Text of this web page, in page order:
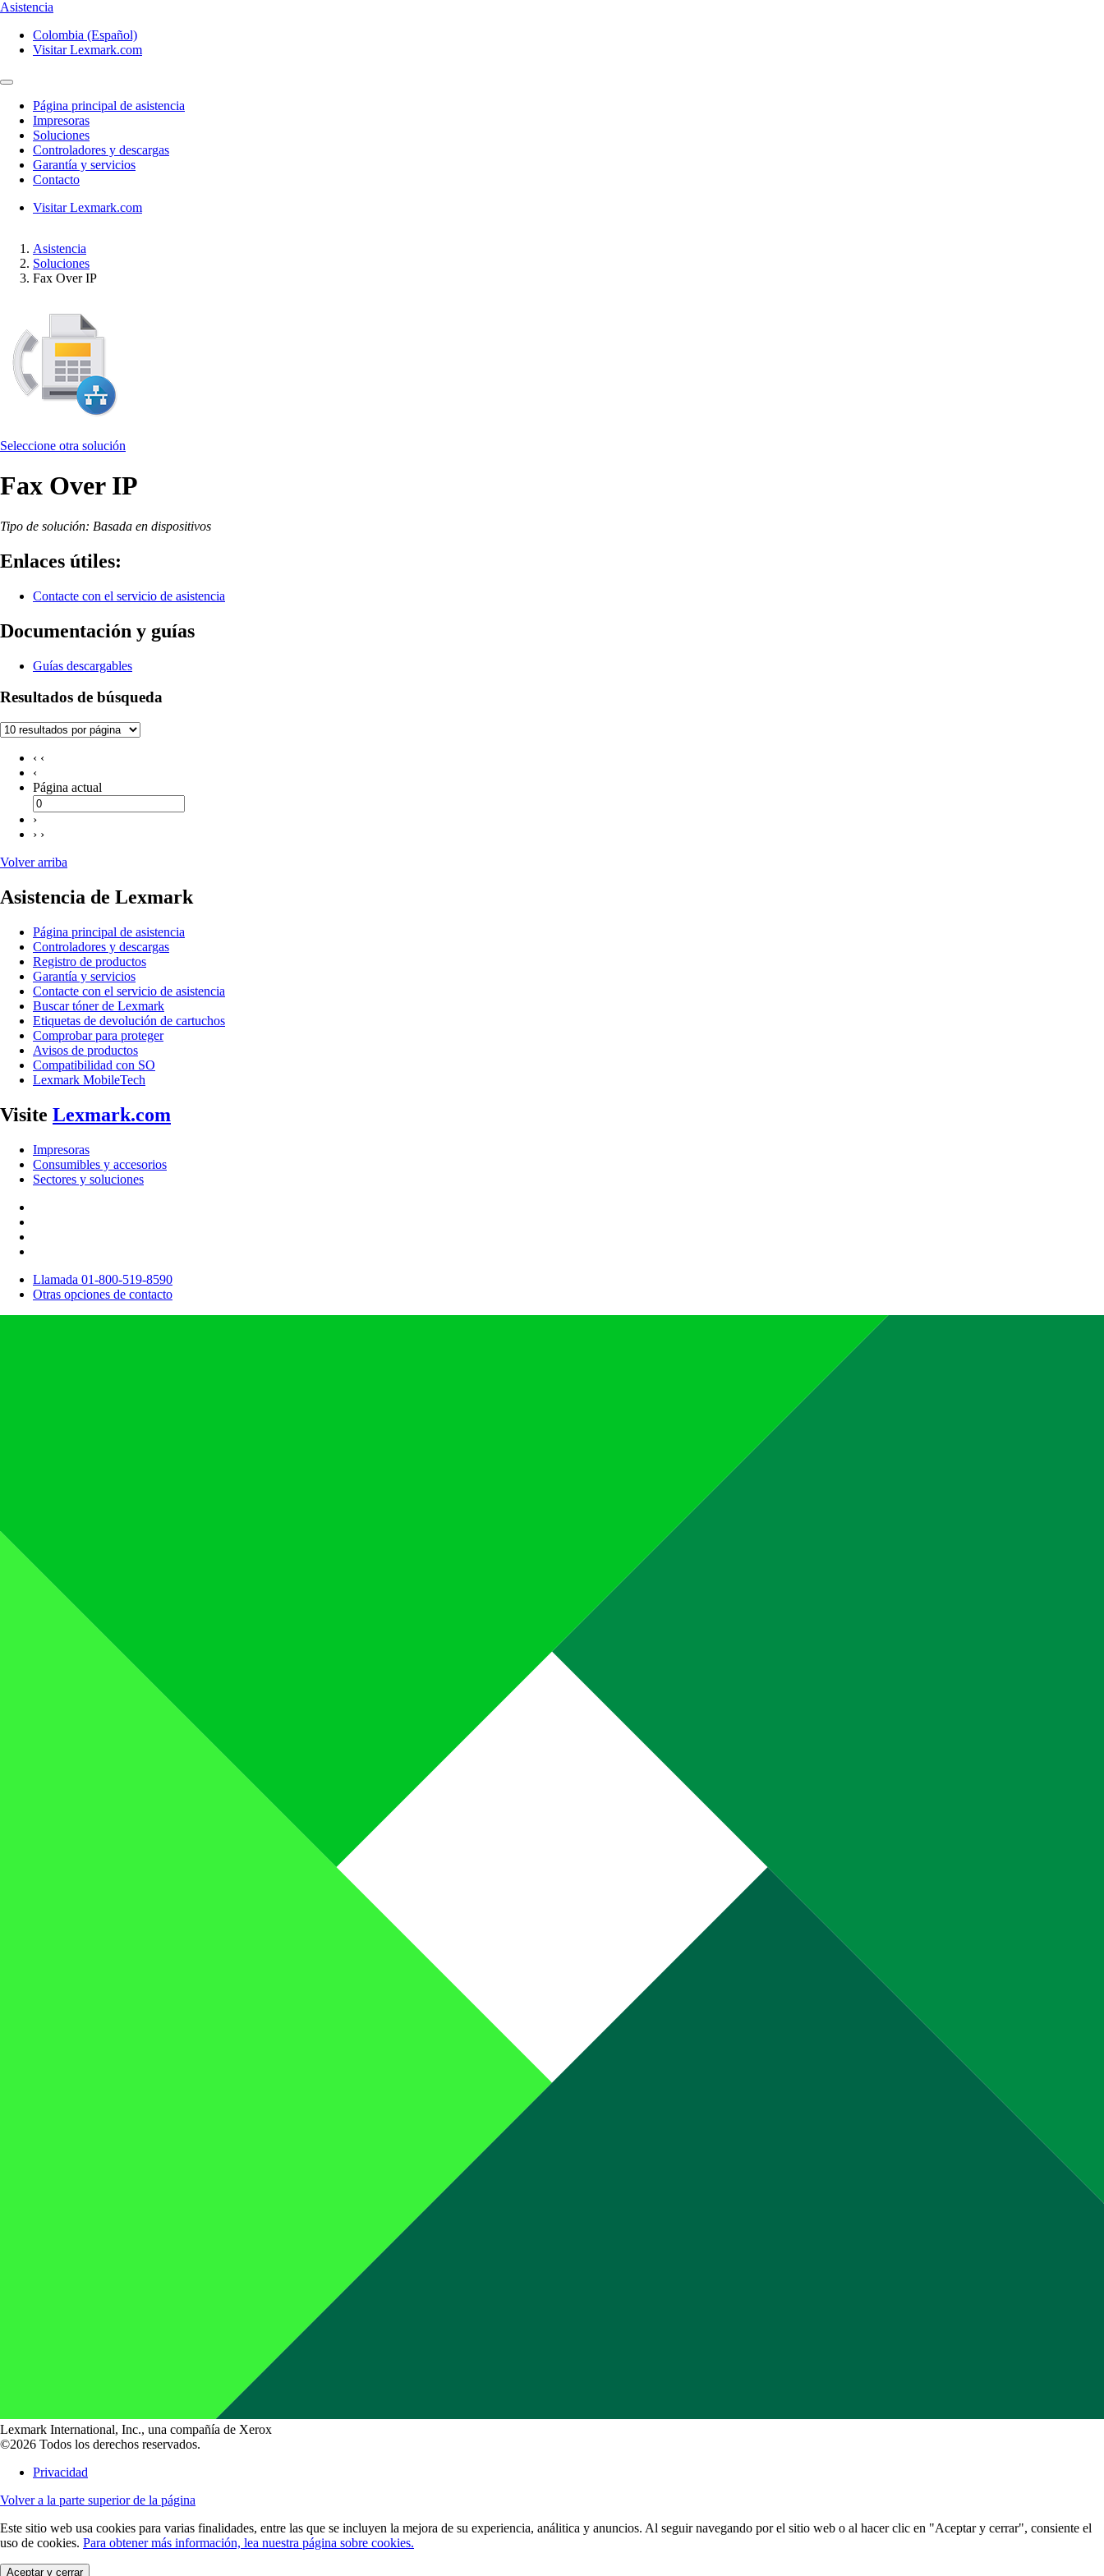
Asistencia
Colombia (Español)
Visitar Lexmark.com
Página principal de asistencia
Impresoras
Soluciones
Controladores y descargas
Garantía y servicios
Contacto
Visitar Lexmark.com
Asistencia
Soluciones
Fax Over IP
Seleccione otra solución
Fax Over IP
Tipo de solución: Basada en dispositivos
Enlaces útiles:
Contacte con el servicio de asistencia
Documentación y guías
Guías descargables
Resultados de búsqueda
‹ ‹
‹
Página actual
›
› ›
Volver arriba
Asistencia de Lexmark
Página principal de asistencia
Controladores y descargas
Registro de productos
Garantía y servicios
Contacte con el servicio de asistencia
Buscar tóner de Lexmark
Etiquetas de devolución de cartuchos
Comprobar para proteger
Avisos de productos
Compatibilidad con SO
Lexmark MobileTech
Visite Lexmark.com
Impresoras
Consumibles y accesorios
Sectores y soluciones
Llamada 01-800-519-8590
Otras opciones de contacto
Lexmark International, Inc., una compañía de Xerox
©2026 Todos los derechos reservados.
Privacidad
Volver a la parte superior de la página
Este sitio web usa cookies para varias finalidades, entre las que se incluyen la mejora de su experiencia, análitica y anuncios. Al seguir navegando por el sitio web o al hacer clic en "Aceptar y cerrar", consiente el
uso de cookies. Para obtener más información, lea nuestra página sobre cookies.
Aceptar y cerrar